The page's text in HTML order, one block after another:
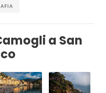
a San